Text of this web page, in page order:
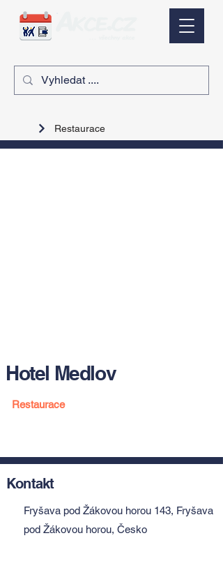
Restaurace
Hotel Medlov
Restaurace
Kontakt
Fryšava pod Žákovou horou 143, Fryšava
pod Žákovou horou, Česko